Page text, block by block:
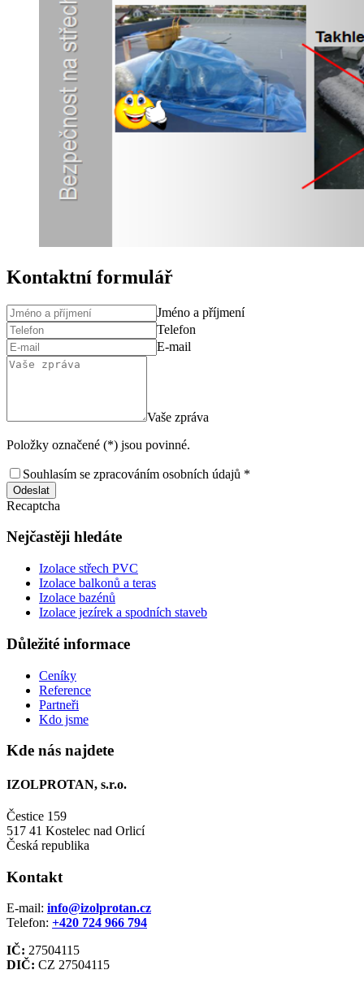
Kontaktní formulář
Jméno a příjmení
Telefon
E-mail
Vaše zpráva
Položky označené (*) jsou povinné.
Souhlasím se zpracováním osobních údajů *
Odeslat
Recaptcha
Nejčastěji hledáte
Izolace střech PVC
Izolace balkonů a teras
Izolace bazénů
Izolace jezírek a spodních staveb
Důležité informace
Ceníky
Reference
Partneři
Kdo jsme
Kde nás najdete
IZOLPROTAN, s.r.o.
Čestice 159
517 41 Kostelec nad Orlicí
Česká republika
Kontakt
E-mail: info@izolprotan.cz
Telefon: +420 724 966 794
IČ: 27504115
DIČ: CZ 27504115